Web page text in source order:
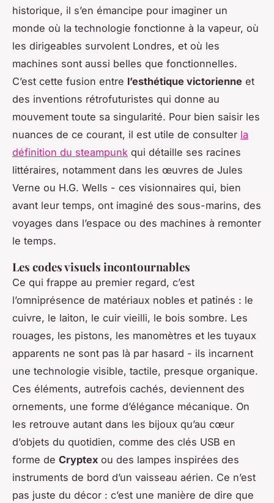
historique, il s’en émancipe pour imaginer un
monde où la technologie fonctionne à la vapeur, où
les dirigeables survolent Londres, et où les
machines sont aussi belles que fonctionnelles.
C’est cette fusion entre l’esthétique victorienne et
des inventions rétrofuturistes qui donne au
mouvement toute sa singularité. Pour bien saisir les
nuances de ce courant, il est utile de consulter la
définition du steampunk qui détaille ses racines
littéraires, notamment dans les œuvres de Jules
Verne ou H.G. Wells - ces visionnaires qui, bien
avant leur temps, ont imaginé des sous-marins, des
voyages dans l’espace ou des machines à remonter
le temps.
Les codes visuels incontournables
Ce qui frappe au premier regard, c’est
l’omniprésence de matériaux nobles et patinés : le
cuivre, le laiton, le cuir vieilli, le bois sombre. Les
rouages, les pistons, les manomètres et les tuyaux
apparents ne sont pas là par hasard - ils incarnent
une technologie visible, tactile, presque organique.
Ces éléments, autrefois cachés, deviennent des
ornements, une forme d’élégance mécanique. On
les retrouve autant dans les bijoux qu’au cœur
d’objets du quotidien, comme des clés USB en
forme de Cryptex ou des lampes inspirées des
instruments de bord d’un vaisseau aérien. Ce n’est
pas juste du décor : c’est une manière de dire que